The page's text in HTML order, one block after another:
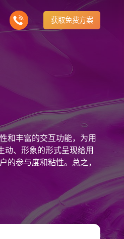
建设
版
方案
设
行业门户网站
行业门户网站平台开发
企业营销网站
营销型网站建力企业公信力
建设解决方案
建设解决方案
满足你的需求
建站知识
Website building knowledge
网站观点
公司团队
我们的团队协作精神
获取免费方案
和丰富的交互功能，为用
动、形象的形式呈现给用
的参与度和粘性。总之，